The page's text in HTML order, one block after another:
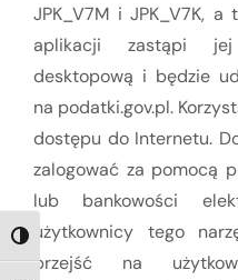
TOGGLE HIGH CONTRAST
JPK_V7M i JPK_V7K, a
aplikacji zastąpi jej
desktopową i będzie
na podatki.gov.pl.
dostępu do Internetu.
zalogować za pomocą
lub bankowości
użytkownicy tego
przejść na